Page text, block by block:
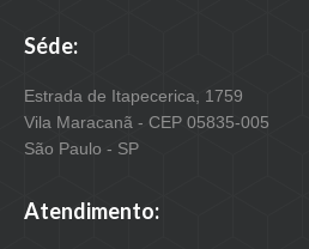
Séde:
Estrada de Itapecerica, 1759
Vila Maracanã - CEP 05835-005
São Paulo - SP
Atendimento: